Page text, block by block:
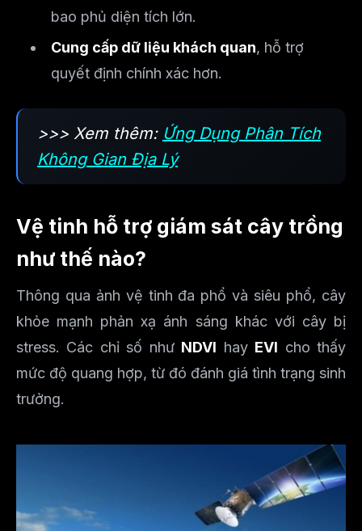
bao phủ diện tích lớn.
Cung cấp dữ liệu khách quan, hỗ trợ
quyết định chính xác hơn.
>>> Xem thêm: Ứng Dụng Phân Tích
Không Gian Địa Lý
Vệ tinh hỗ trợ giám sát cây trồng
như thế nào?
Thông qua ảnh vệ tinh đa phổ và siêu phổ, cây
khỏe mạnh phản xạ ánh sáng khác với cây bị
stress. Các chỉ số như NDVI hay EVI cho thấy
mức độ quang hợp, từ đó đánh giá tình trạng sinh
trưởng.